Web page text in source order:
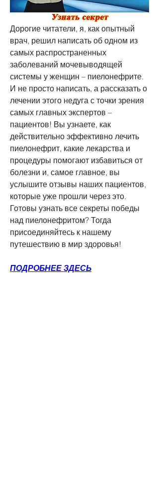
Дорогие читатели, я, как опытный
врач, решил написать об одном из
самых распространенных
заболеваний мочевыводящей
системы у женщин – пиелонефрите.
И не просто написать, а рассказать о
лечении этого недуга с точки зрения
самых главных экспертов –
пациентов! Вы узнаете, как
действительно эффективно лечить
пиелонефрит, какие лекарства и
процедуры помогают избавиться от
болезни и, самое главное, вы
услышите отзывы наших пациентов,
которые уже прошли через это.
Готовы узнать все секреты победы
над пиелонефритом? Тогда
присоединяйтесь к нашему
путешествию в мир здоровья!
ПОДРОБНЕЕ ЗДЕСЬ